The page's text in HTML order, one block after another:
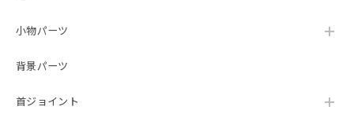
小物パーツ
背景パーツ
首ジョイント